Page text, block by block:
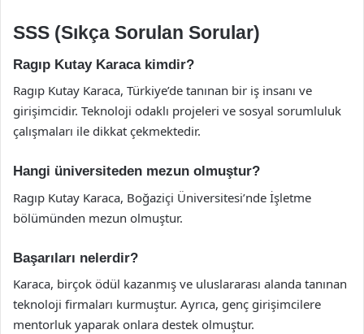
SSS (Sıkça Sorulan Sorular)
Ragıp Kutay Karaca kimdir?
Ragıp Kutay Karaca, Türkiye’de tanınan bir iş insanı ve
girişimcidir. Teknoloji odaklı projeleri ve sosyal sorumluluk
çalışmaları ile dikkat çekmektedir.
Hangi üniversiteden mezun olmuştur?
Ragıp Kutay Karaca, Boğaziçi Üniversitesi’nde İşletme
bölümünden mezun olmuştur.
Başarıları nelerdir?
Karaca, birçok ödül kazanmış ve uluslararası alanda tanınan
teknoloji firmaları kurmuştur. Ayrıca, genç girişimcilere
mentorluk yaparak onlara destek olmuştur.